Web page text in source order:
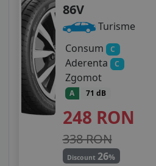
86V
Turisme
Consum
C
Aderenta C
Zgomot
A 71 dB
248 RON
338 RON
Discount 26%